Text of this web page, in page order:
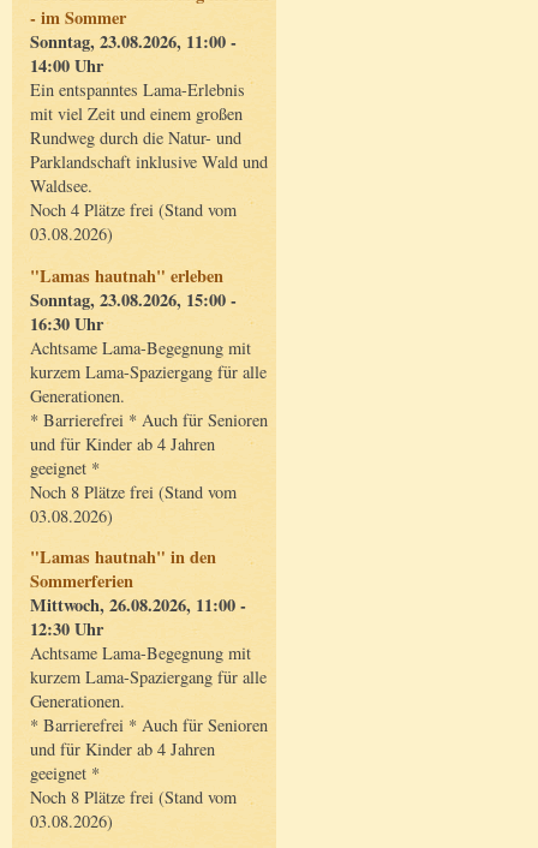
- im Sommer
Sonntag, 23.08.2026, 11:00 -
14:00 Uhr
Ein entspanntes Lama-Erlebnis
mit viel Zeit und einem großen
Rundweg durch die Natur- und
Parklandschaft inklusive Wald und
Waldsee.
Noch 4 Plätze frei (Stand vom
03.08.2026)
"Lamas hautnah" erleben
Sonntag, 23.08.2026, 15:00 -
16:30 Uhr
Achtsame Lama-Begegnung mit
kurzem Lama-Spaziergang für alle
Generationen.
* Barrierefrei * Auch für Senioren
und für Kinder ab 4 Jahren
geeignet *
Noch 8 Plätze frei (Stand vom
03.08.2026)
"Lamas hautnah" in den
Sommerferien
Mittwoch, 26.08.2026, 11:00 -
12:30 Uhr
Achtsame Lama-Begegnung mit
kurzem Lama-Spaziergang für alle
Generationen.
* Barrierefrei * Auch für Senioren
und für Kinder ab 4 Jahren
geeignet *
Noch 8 Plätze frei (Stand vom
03.08.2026)